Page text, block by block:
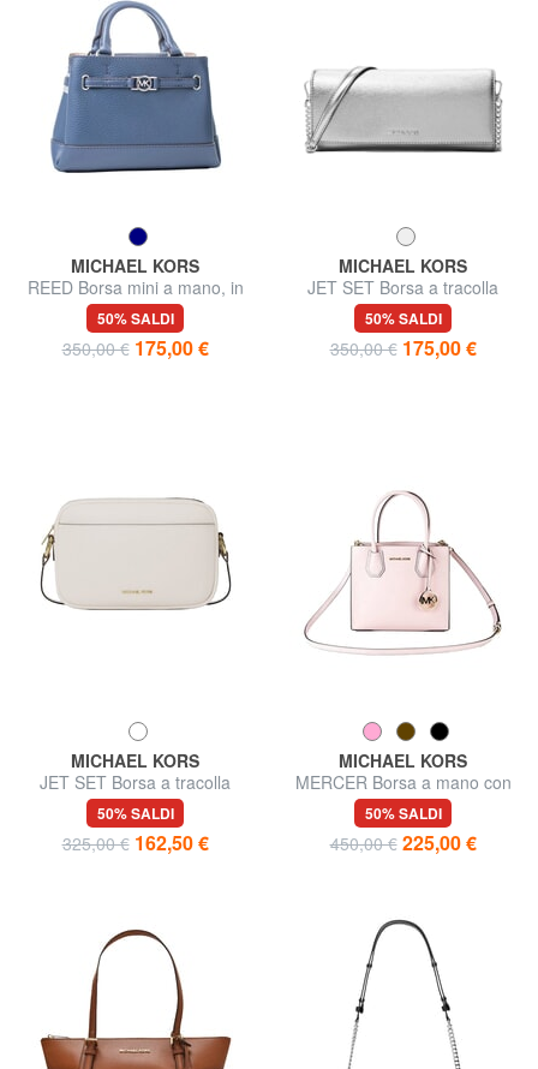
MICHAEL KORS
REED Borsa mini a mano, in
pelle
50% SALDI
350,00 € 175,00 €
MICHAEL KORS
JET SET Borsa a tracolla
50% SALDI
350,00 € 175,00 €
MICHAEL KORS
JET SET Borsa a tracolla
regolabile, in pelle
50% SALDI
325,00 € 162,50 €
MICHAEL KORS
MERCER Borsa a mano con
tracolla, in pelle
50% SALDI
450,00 € 225,00 €